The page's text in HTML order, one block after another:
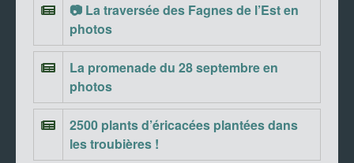
📷 La traversée des Fagnes de l’Est en
photos
La promenade du 28 septembre en
photos
2500 plants d’éricacées plantées dans
les troubières !